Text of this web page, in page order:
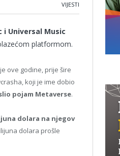
VIJESTI
i Universal Music
platformom.
ove godine, prije šire
koji je ime dobio
pojam Metaverse.
dolara na njegov
dolara prošle